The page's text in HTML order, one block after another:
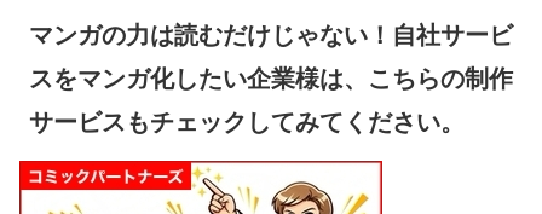
マンガの力は読むだけじゃない！自社サービ
スをマンガ化したい企業様は、こちらの制作
サービスもチェックしてみてください。